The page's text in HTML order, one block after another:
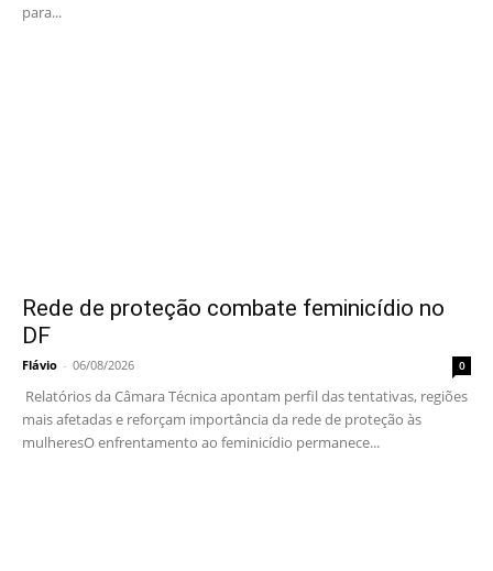
para...
Rede de proteção combate feminicídio no
DF
Flávio - 06/08/2026 0
Relatórios da Câmara Técnica apontam perfil das tentativas, regiões
mais afetadas e reforçam importância da rede de proteção às
mulheresO enfrentamento ao feminicídio permanece...